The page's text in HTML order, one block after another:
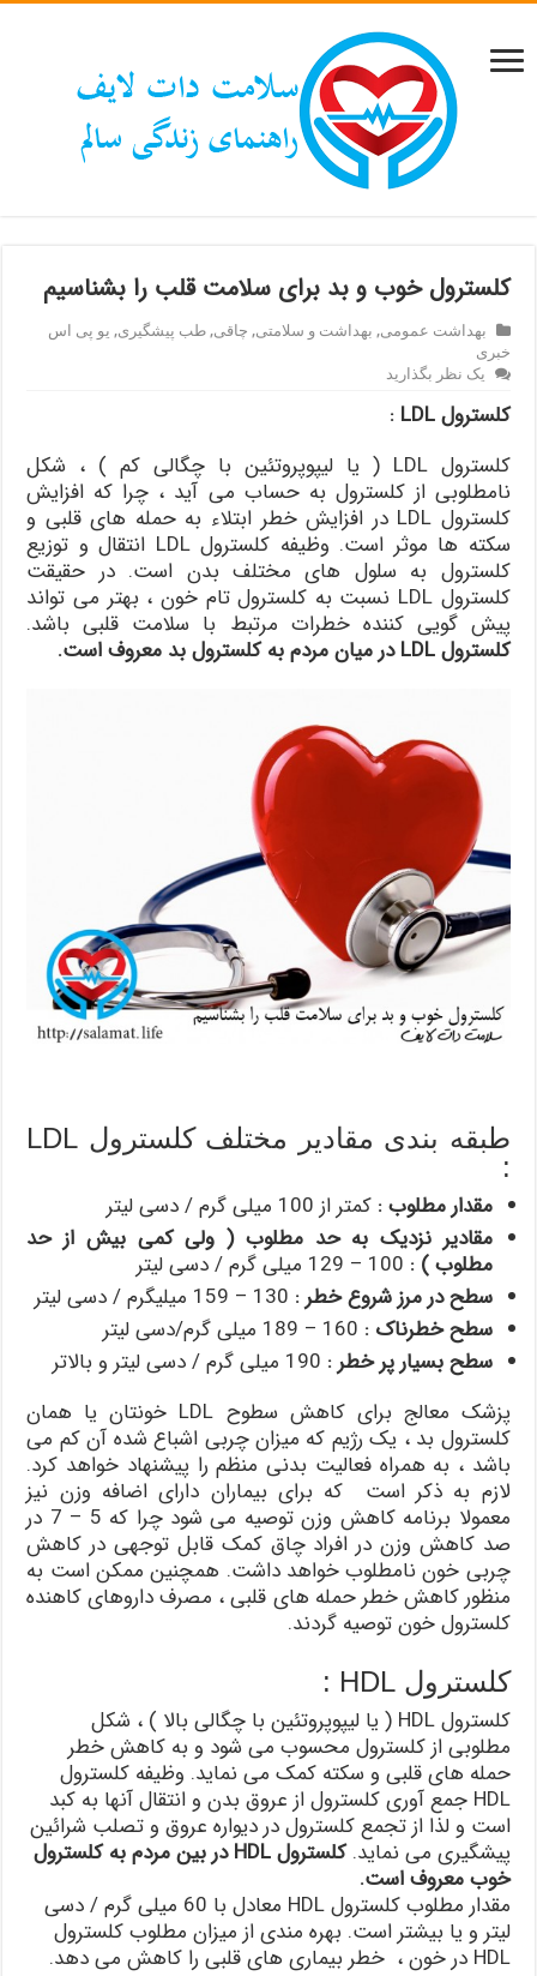
کلسترول خوب و بد برای سلامت قلب را بشناسیم
بهداشت عمومی, بهداشت و سلامتی, چاقی,طب پیشگیری, یو پی اس
خبری
یک نظر بگذارید
کلسترولLDL :
کلسترول LDL ( یا لیپوپروتئین با چگالی کم ) ، شکل
نامطلوبی از کلسترول به حساب می آید ، چرا که افزایش
کلسترول LDL در افزایش خطر ابتلاء به حمله های قلبی و
سکته ها موثر است. وظیفه کلسترول LDL انتقال و توزیع
کلسترول به سلول های مختلف بدن است. در حقیقت
کلسترول LDL نسبت به کلسترول تام خون ، بهتر می تواند
پیش گویی کننده خطرات مرتبط با سلامت قلبی باشد.
کلسترول LDL در میان مردم به کلسترول بد معروف است.
طبقه بندی مقادیر مختلف کلسترول LDL
:
مقدار مطلوب: کمتر از 100 میلی گرم / دسی لیتر
مقادیر نزدیک به حد مطلوب ( ولی کمی بیش از حد
مطلوب ) :
سطح در مرز شروع خطر:
سطح خطرناک :
سطح بسیار پر خطر:
پزشک معالج برای کاهش سطوح LDL خونتان یا همان
کلسترول بد ، یک رژیم که میزان چربی اشباع شده آن کم می
باشد ، به همراه فعالیت بدنی منظم را پیشنهاد خواهد کرد.
لازم به ذکر است که برای بیماران دارای اضافه وزن نیز
معمولا برنامه کاهش وزن توصیه می شود چرا که 5 – 7 در
صد کاهش وزن در افراد چاق کمک قابل توجهی در کاهش
چربی خون نامطلوب خواهد داشت. همچنین ممکن است به
منظور کاهش خطر حمله های قلبی ، مصرف داروهای کاهنده
کلسترول خون توصیه گردند.
کلسترول HDL :
کلسترول HDL ( یا لیپوپروتئین با چگالی بالا ) ، شکل
مطلوبی از کلسترول محسوب می شود و به کاهش خطر
حمله های قلبی و سکته کمک می نماید. وظیفه کلسترول
HDL جمع آوری کلسترول از عروق بدن و انتقال آنها به کبد
است و لذا از تجمع کلسترول در دیواره عروق و تصلب شرائین
پیشگیری می نماید.
کلسترول HDL در بین مردم به کلسترول
خوب معروف است.
مقدار مطلوب کلسترول HDL معادل با 60 میلی گرم / دسی
لیتر و یا بیشتر است. بهره مندی از میزان مطلوب کلسترول
HDL در خون ، خطر بیماری های قلبی را کاهش می دهد.